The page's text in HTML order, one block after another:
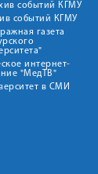
событий КГМУ
событий КГМУ
газета
интернет-
"МедТВ"
в СМИ